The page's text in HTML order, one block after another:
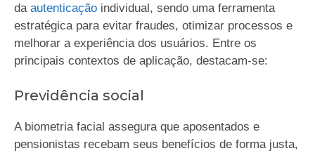
da autenticação individual, sendo uma ferramenta
estratégica para evitar fraudes, otimizar processos e
melhorar a experiência dos usuários. Entre os
principais contextos de aplicação, destacam-se:
Previdência social
A biometria facial assegura que aposentados e
pensionistas recebam seus benefícios de forma justa,